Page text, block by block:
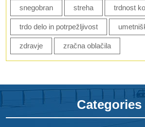
snegobran streha trdnost
trdo delo in potrpežljivost
zdravje zračna oblačila
Categories